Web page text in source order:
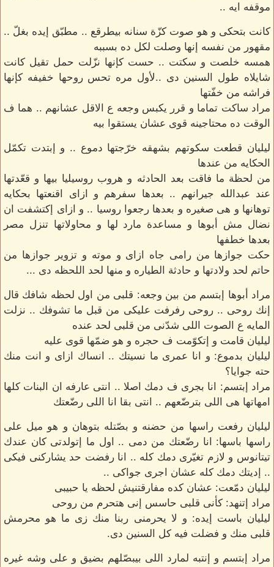
موقفه ايه ..
كانت بتحكى و هو صوت كزّة سنانه بيطرقع .. مطبّق إيده بغلّ ..
مقهور من نفسه إنها وصلت لكل ده بسببه
همسه خلصت و سكتت .. حست كإنها نزّلت حمل تقيل كانت
شايلاه طول السنين دى ..لأول مره تحس روحها خفيفه كإنها
فراشه من خفّتها
مراد ساكت تماما و قرر يكبس وجعه ع الاقل عشانهم .. هما ف
الوقت ده محتاجينه قوى عشان يستقوا بيه
ليليان قطعت سكوتهم بشهقه خرّجتها دموع .. و إبتدت تكمّل
الحكايه من عندها
من لحظة ما فاقت بعد الحادثه و هروب روسيليا بيها و قعّدتها
عند عبدالله جيرانهم .. بعدها سفرهم و ازاى اقنعتها بحكايه
توهانها و هى صغيره و بعدها رجعوا روسيا .. و ازاى إكتشفت ان
نضال مش أبوها و مساعدة مارد لها و محاولاتها تنزل مصر
بعدها خطفها
حكت جوازها من رامى جاه ازاى و موته و تزوير جوازها من
حاتم لحد ولادتها و حادثة الطياره و منها لحد اللحظه دى ...
مراد أبوها إبتسم من بين وجعه: قلبى من اول لحظه شافك قال
إنك روحى .. روحى رفرفت عليكى من قبل ما تشوفك .. نزلت
المايه ع الصوت اللى شدّنى من قلبى لحد عنده
ليليان قامت و إتكوّمت ف حجره و هو ضمّها قوى عليه
ليليان بدموع: و انا عمرى ما نسيتك .. انساك ازاى و انت منك
حته جوايا؟
مراد إبتسم: انا بجرى ف دمك اصلا .. انتى عارفه ان البنات كلها
امهاتها هى اللى بترضّعهم .. انتى بقا انا اللى رضّعتك
ليليان رفعت راسها من حضنه و بصّتله بتوهان و هو ميل على
راسها باسها: انا رضّعتك من دمى .. اول ما إتولدتى كان عندك
تيتانوس و لازم تغيّرى دمك كله .. انا رفضت حد يشاركنى فيكى
.. إديتك دمك كله عشان اجرى جواكى ..
ليليان دمّعت: عشان كده مفارقتنيش لحظه يا حبيبى
مراد إتنهد: كأنى قلبى حاسس إنى هتحرم من روحى
ليليان باست إيده: و لا يحرمنى ربنا منك زى ما هو محرمش
قلبى منك و فضلت فيه كل السنين دى.
مراد إبتسم و إنتبه لمارد اللى بيبصّلهم بضيق و على وشه غيره